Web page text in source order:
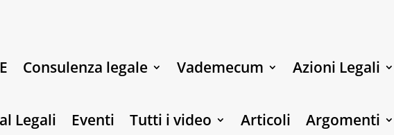
Consulenza legale Vademecum Azioni Legali
Legali Eventi Tutti i video Articoli Argomenti